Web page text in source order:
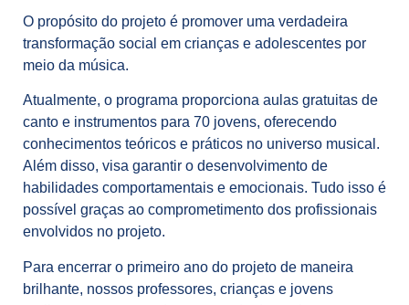
O propósito do projeto é promover uma verdadeira
transformação social em crianças e adolescentes por
meio da música.
Atualmente, o programa proporciona aulas gratuitas de
canto e instrumentos para 70 jovens, oferecendo
conhecimentos teóricos e práticos no universo musical.
Além disso, visa garantir o desenvolvimento de
habilidades comportamentais e emocionais. Tudo isso é
possível graças ao comprometimento dos profissionais
envolvidos no projeto.
Para encerrar o primeiro ano do projeto de maneira
brilhante, nossos professores, crianças e jovens